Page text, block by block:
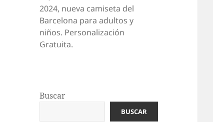
2024, nueva camiseta del
Barcelona para adultos y
niños. Personalización
Gratuita.
Buscar
BUSCAR